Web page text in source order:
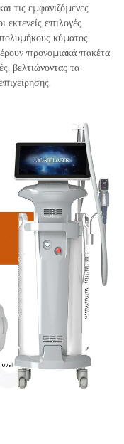
τις εμφανιζόμενες
επιλογές
κύματος
προνομιακά πακέτα
βελτιώνοντας τα